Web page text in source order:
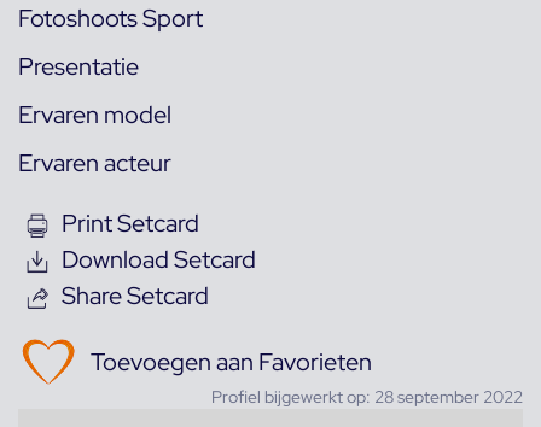
Fotoshoots Sport
Presentatie
Ervaren model
Ervaren acteur
Print Setcard
Download Setcard
Share Setcard
Toevoegen aan Favorieten
Profiel bijgewerkt op: 28 september 2022